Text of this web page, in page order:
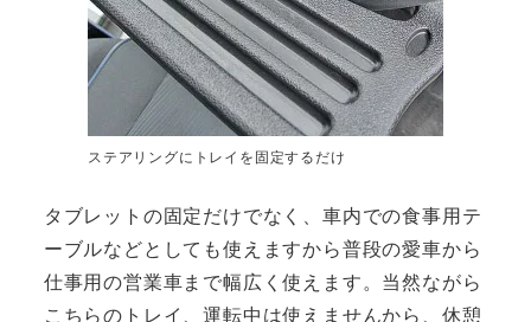
ステアリングにトレイを固定するだけ
タブレットの固定だけでなく、車内での食事用テ
ーブルなどとしても使えますから普段の愛車から
仕事用の営業車まで幅広く使えます。当然ながら
こちらのトレイ、運転中は使えませんから、休憩